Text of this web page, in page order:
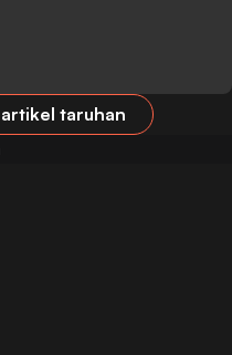
taruhan